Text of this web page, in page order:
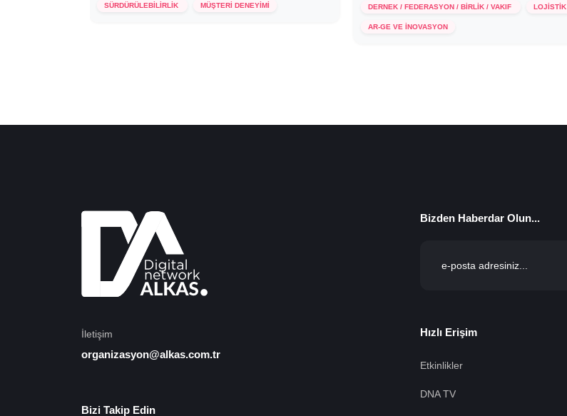
SÜRDÜRÜLEBİLİRLİK MÜŞTERİ DENEYİMİ DERNEK / FEDERASYON / BİRLİK / VAKIF LOJİSTİK
AR-GE VE İNOVASYON
İletişim
organizasyon@alkas.com.tr
Bizi Takip Edin
Bizden Haberdar Olun...
Hızlı Erişim
Etkinlikler
DNA TV